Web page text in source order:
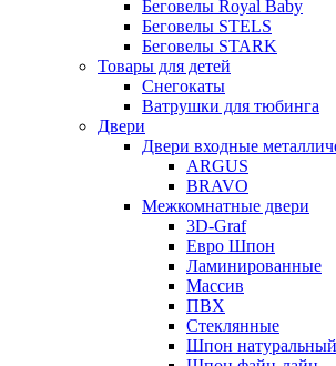
Беговелы Royal Baby
Беговелы STELS
Беговелы STARK
Товары для детей
Снегокаты
Ватрушки для тюбинга
Двери
Двери входные
ARGUS
BRAVO
Межкомнатные двери
3D-Graf
Евро Шпон
Ламинированные
Массив
ПВХ
Стеклянные
Шпон натуральный